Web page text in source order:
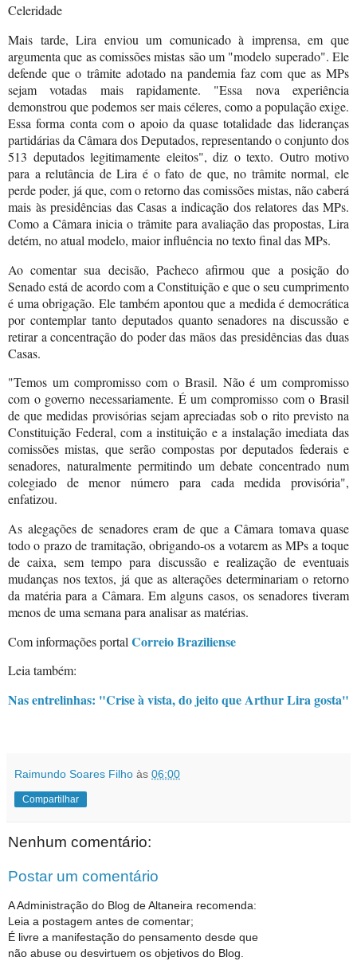
Celeridade
Mais tarde, Lira enviou um comunicado à imprensa, em que
argumenta que as comissões mistas são um "modelo superado". Ele
defende que o trâmite adotado na pandemia faz com que as MPs
sejam votadas mais rapidamente. "Essa nova experiência
demonstrou que podemos ser mais céleres, como a população exige.
Essa forma conta com o apoio da quase totalidade das lideranças
partidárias da Câmara dos Deputados, representando o conjunto dos
513 deputados legitimamente eleitos", diz o texto. Outro motivo
para a relutância de Lira é o fato de que, no trâmite normal, ele
perde poder, já que, com o retorno das comissões mistas, não caberá
mais às presidências das Casas a indicação dos relatores das MPs.
Como a Câmara inicia o trâmite para avaliação das propostas, Lira
detém, no atual modelo, maior influência no texto final das MPs.
Ao comentar sua decisão, Pacheco afirmou que a posição do
Senado está de acordo com a Constituição e que o seu cumprimento
é uma obrigação. Ele também apontou que a medida é democrática
por contemplar tanto deputados quanto senadores na discussão e
retirar a concentração do poder das mãos das presidências das duas
Casas.
"Temos um compromisso com o Brasil. Não é um compromisso
com o governo necessariamente. É um compromisso com o Brasil
de que medidas provisórias sejam apreciadas sob o rito previsto na
Constituição Federal, com a instituição e a instalação imediata das
comissões mistas, que serão compostas por deputados federais e
senadores, naturalmente permitindo um debate concentrado num
colegiado de menor número para cada medida provisória",
enfatizou.
As alegações de senadores eram de que a Câmara tomava quase
todo o prazo de tramitação, obrigando-os a votarem as MPs a toque
de caixa, sem tempo para discussão e realização de eventuais
mudanças nos textos, já que as alterações determinariam o retorno
da matéria para a Câmara. Em alguns casos, os senadores tiveram
menos de uma semana para analisar as matérias.
Com informações portal Correio Braziliense
Leia também:
Nas entrelinhas: "Crise à vista, do jeito que Arthur Lira gosta"
Raimundo Soares Filho às 06:00
Compartilhar
Nenhum comentário:
Postar um comentário
A Administração do Blog de Altaneira recomenda:
Leia a postagem antes de comentar;
É livre a manifestação do pensamento desde que
não abuse ou desvirtuem os objetivos do Blog.